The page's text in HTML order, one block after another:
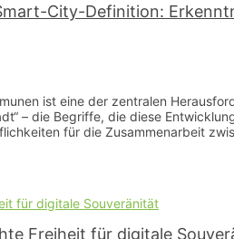
City-Definition:
ist eine der zentralen
– die Begriffe, die diese
für die Zusammenarbeit
Freiheit für digitale